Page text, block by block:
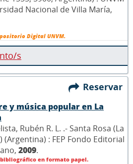
Nacional de Villa María,
Digital UNVM.
s
Reservar
y música popular en La
Rubén R. L. .- Santa Rosa (La
(Argentina) : FEP Fondo Editorial
2009.
en formato papel.